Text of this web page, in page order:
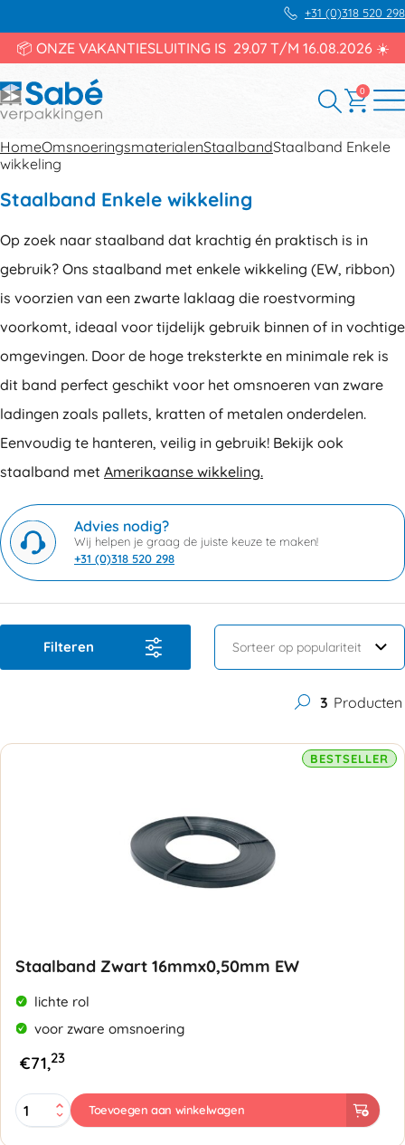
+31 (0)318 520 298
📦 ONZE VAKANTIESLUITING IS 29.07 T/M 16.08.2026 ☀️
0
HomeOmsnoeringsmaterialenStaalbandStaalband Enkele
wikkeling
Staalband Enkele wikkeling
Op zoek naar staalband dat krachtig én praktisch is in
gebruik? Ons staalband met enkele wikkeling (EW, ribbon)
is voorzien van een zwarte laklaag die roestvorming
voorkomt, ideaal voor tijdelijk gebruik binnen of in vochtige
omgevingen. Door de hoge treksterkte en minimale rek is
dit band perfect geschikt voor het omsnoeren van zware
ladingen zoals pallets, kratten of metalen onderdelen.
Eenvoudig te hanteren, veilig in gebruik! Bekijk ook
staalband met Amerikaanse wikkeling.
Advies nodig?
Wij helpen je graag de juiste keuze te maken!
+31 (0)318 520 298
Filteren
3 Producten
BESTSELLER
Staalband Zwart 16mmx0,50mm EW
lichte rol
voor zware omsnoering
€71,23
Staalband
Zwart
Toevoegen aan winkelwagen